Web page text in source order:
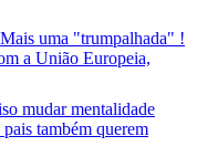
Mais uma "trumpalhada" !
a União Europeia,
mudar mentalidade
também querem